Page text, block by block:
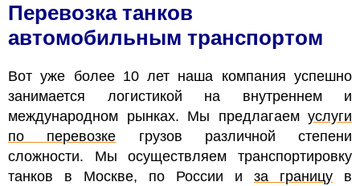
Перевозка танков
автомобильным транспортом
Вот уже более 10 лет наша компания успешно
занимается логистикой на внутреннем и
международном рынках. Мы предлагаем услуги
по перевозке грузов различной степени
сложности. Мы осуществляем транспортировку
танков в Москве, по России и за границу в